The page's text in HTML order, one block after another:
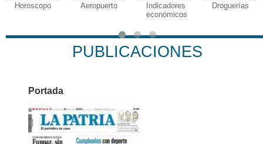
Horoscopo Aeropuerto
Indicadores
económicos
Droguerías
PUBLICACIONES
Portada